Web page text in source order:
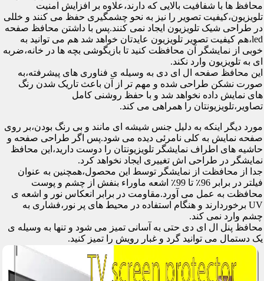
محافظ ها با شفافیت بالایی که دارند،علاوه بر افزایش امنیت
تلویزیون،کیفیت تصویر را نیز به نحو چشمگیری حفظ می کنند و خللی
در طراحی شیک تلویزیون ایجاد نمی کنند.پس با داشتن محافظ صفحه
led،هم کیفیت تصویر تلویزیون عایدتان خواهد شد هم می توانید به
خوبی از نمایشگر آن محافظت کنید تا بازیگوشی بچه ها در خانه،ضربه
ای به تلویزیون وارد نکند.
این محافظ صفحه ال ای دی به وسیله ی فناوری های پیشرفته،به
صورت نشکن طراحی شده و مهم تر از آن باعث تاریک شدن رنگ
های نمایش داده نخواهد شد و با حفظ روشنی کامل
تصاویر،تلویزیونتان را همراهی می کند.
مورد دیگر اینکه به دلیل جنس شیشه ای مانند و بی رنگ بودن،بر روی
صفحه نمایش به کلی نامرئی دیده می شود.پس اگر طراحی صفحه و
حاشیه های اطراف نمایشگر تلویزیونتان را دوست دارید،این محافظ
نمایشگر در طراحی اش تغییری ایجاد نخواهد کرد.
جدا از محافظت از نمایشگر توسط این محصول،همچنین به عنوان
فیلتر در برابر 96٪ تا 99٪ اشعه ماوراء بنفش از چشم و پوست
محافظت به عمل می آورد.مقاومت در برابر انعکاس نور و اشعه ی
UV برخوردارند و هنگام استفاده در محیط های پر نور،فشاری به
چشم وارد نمی کند.
محافظ پنل ال ای دی حتی به آسانی تمیز می شود و تنها به وسیله ی
یک دستمال می توانید گرد و غبار رویش را تمیز کنید.